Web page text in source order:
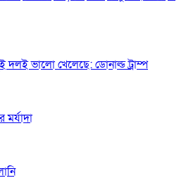
দলই ভালো খেলেছে: ডোনাল্ড ট্রাম্প